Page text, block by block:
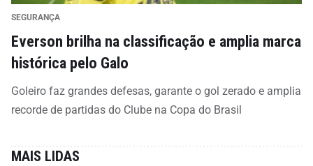
SEGURANÇA
Everson brilha na classificação e amplia marca
histórica pelo Galo
Goleiro faz grandes defesas, garante o gol zerado e amplia
recorde de partidas do Clube na Copa do Brasil
MAIS LIDAS